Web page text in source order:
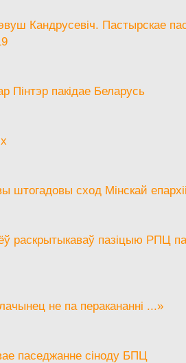
Кандрусевіч. Пастырскае
Пінтэр пакідае Беларусь
штогадовы сход Мінскай
раскрытыкаваў пазіцыю РПЦ
не па перакананні ...»
паседжанне сіноду БПЦ